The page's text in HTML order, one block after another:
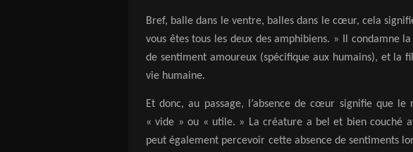
Bref, balle dans le ventre, balles dans le cœur, cela
vous êtes tous les deux des amphibiens. » Il condamne
de sentiment amoureux (spécifique aux humains), et la
vie humaine.
Et donc, au passage, l’absence de cœur signifie que
« vide » ou « utile. » La créature a bel et bien couché
peut également percevoir cette absence de sentiments